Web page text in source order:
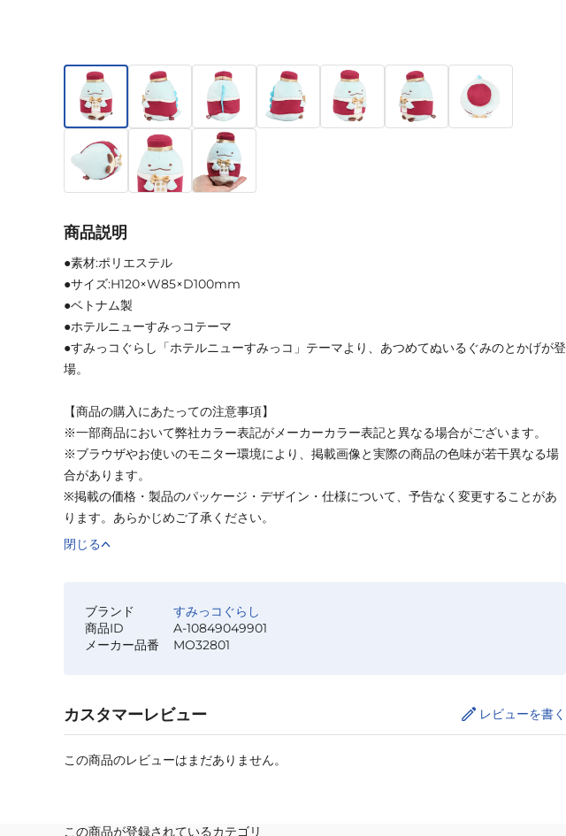
商品説明
●素材:ポリエステル
●サイズ:H120×W85×D100mm
●ベトナム製
●ホテルニューすみっコテーマ
●すみっコぐらし「ホテルニューすみっコ」テーマより、あつめてぬいるぐみのとかげが登
場。
【商品の購入にあたっての注意事項】
※一部商品において弊社カラー表記がメーカーカラー表記と異なる場合がございます。
※ブラウザやお使いのモニター環境により、掲載画像と実際の商品の色味が若干異なる場
合があります。
※掲載の価格・製品のパッケージ・デザイン・仕様について、予告なく変更することがあ
ります。あらかじめご了承ください。
閉じる
ブランド
すみっコぐらし
商品ID
A-10849049901
メーカー品番
MO32801
カスタマーレビュー レビューを書く
この商品のレビューはまだありません。
この商品が登録されているカテゴリ